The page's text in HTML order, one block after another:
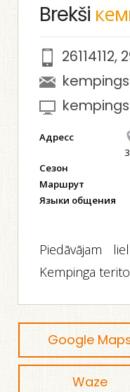
Brekši
26114112,
Адресс
Сезон
Маршрут
Языки общения
Piedāvājam
Kempinga
Google
Waze